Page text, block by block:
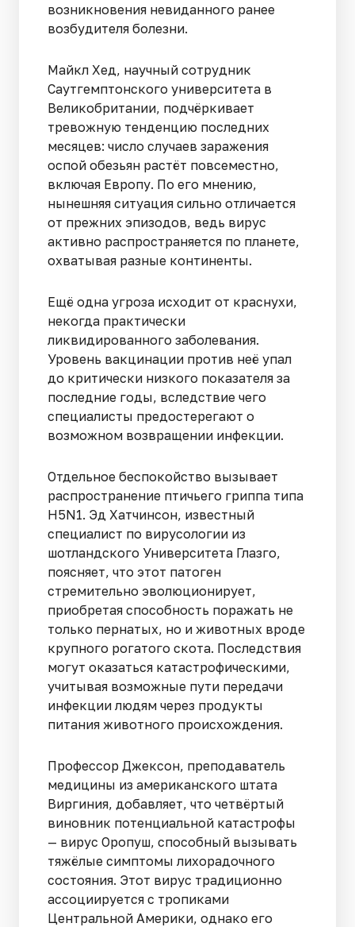
возникновения невиданного ранее
возбудителя болезни.
Майкл Хед, научный сотрудник
Саутгемптонского университета в
Великобритании, подчёркивает
тревожную тенденцию последних
месяцев: число случаев заражения
оспой обезьян растёт повсеместно,
включая Европу. По его мнению,
нынешняя ситуация сильно отличается
от прежних эпизодов, ведь вирус
активно распространяется по планете,
охватывая разные континенты.
Ещё одна угроза исходит от краснухи,
некогда практически
ликвидированного заболевания.
Уровень вакцинации против неё упал
до критически низкого показателя за
последние годы, вследствие чего
специалисты предостерегают о
возможном возвращении инфекции.
Отдельное беспокойство вызывает
распространение птичьего гриппа типа
H5N1. Эд Хатчинсон, известный
специалист по вирусологии из
шотландского Университета Глазго,
поясняет, что этот патоген
стремительно эволюционирует,
приобретая способность поражать не
только пернатых, но и животных вроде
крупного рогатого скота. Последствия
могут оказаться катастрофическими,
учитывая возможные пути передачи
инфекции людям через продукты
питания животного происхождения.
Профессор Джексон, преподаватель
медицины из американского штата
Виргиния, добавляет, что четвёртый
виновник потенциальной катастрофы
— вирус Оропуш, способный вызывать
тяжёлые симптомы лихорадочного
состояния. Этот вирус традиционно
ассоциируется с тропиками
Центральной Америки, однако его